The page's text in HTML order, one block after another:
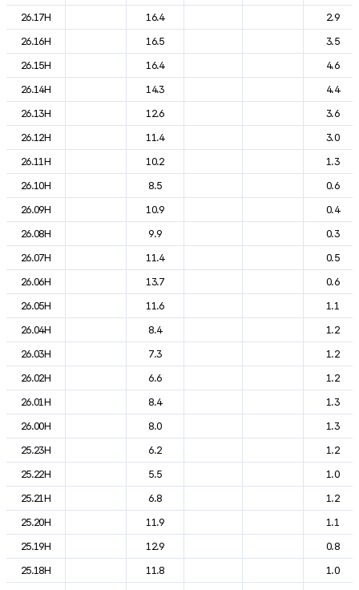
26.17H
16.4
2.9
26.16H
16.5
3.5
26.15H
16.4
4.6
26.14H
14.3
4.4
26.13H
12.6
3.6
26.12H
11.4
3.0
26.11H
10.2
1.3
26.10H
8.5
0.6
26.09H
10.9
0.4
26.08H
9.9
0.3
26.07H
11.4
0.5
26.06H
13.7
0.6
26.05H
11.6
1.1
26.04H
8.4
1.2
26.03H
7.3
1.2
26.02H
6.6
1.2
26.01H
8.4
1.3
26.00H
8.0
1.3
25.23H
6.2
1.2
25.22H
5.5
1.0
25.21H
6.8
1.2
25.20H
11.9
1.1
25.19H
12.9
0.8
25.18H
11.8
1.0